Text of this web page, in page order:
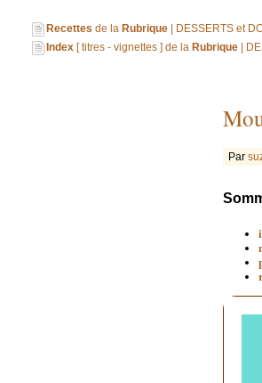
Recettes de la Rubrique | DESSERTS et
Index [ titres - vignettes ] de la Rubrique |
Par